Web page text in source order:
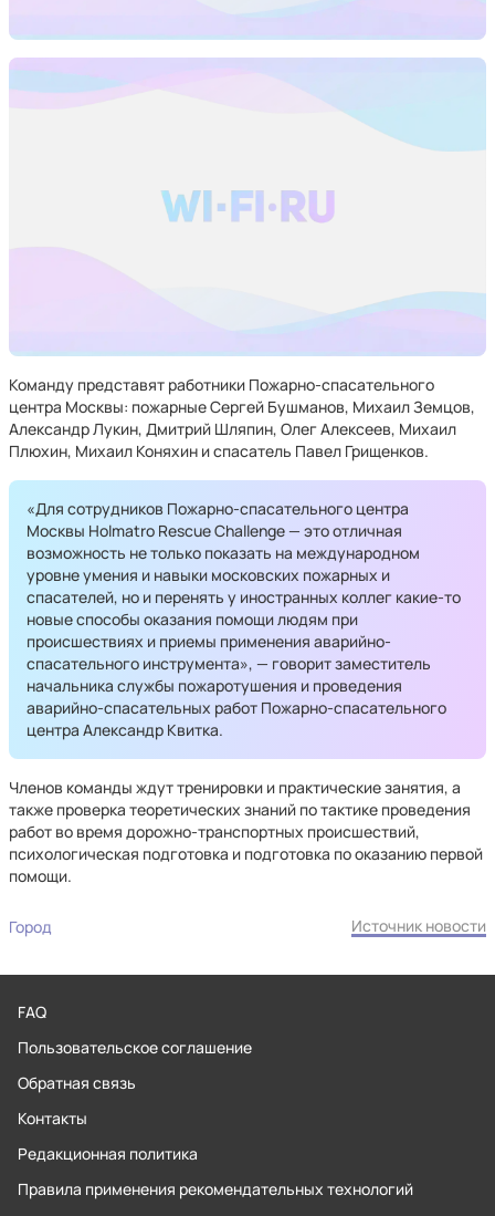
Команду представят работники Пожарно-спасательного
центра Москвы: пожарные Сергей Бушманов, Михаил Земцов,
Александр Лукин, Дмитрий Шляпин, Олег Алексеев, Михаил
Плюхин, Михаил Коняхин и спасатель Павел Грищенков.
«Для сотрудников Пожарно-спасательного центра
Москвы Holmatro Rescue Challenge — это отличная
возможность не только показать на международном
уровне умения и навыки московских пожарных и
спасателей, но и перенять у иностранных коллег какие-то
новые способы оказания помощи людям при
происшествиях и приемы применения аварийно-
спасательного инструмента», — говорит заместитель
начальника службы пожаротушения и проведения
аварийно-спасательных работ Пожарно-спасательного
центра Александр Квитка.
Членов команды ждут тренировки и практические занятия, а
также проверка теоретических знаний по тактике проведения
работ во время дорожно-транспортных происшествий,
психологическая подготовка и подготовка по оказанию первой
помощи.
Город Источник новости
FAQ
Пользовательское соглашение
Обратная связь
Контакты
Редакционная политика
Правила применения рекомендательных технологий